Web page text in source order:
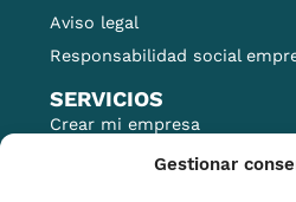
Gestionar
Aviso legal
Responsabilidad social
SERVICIOS
Crear mi empresa